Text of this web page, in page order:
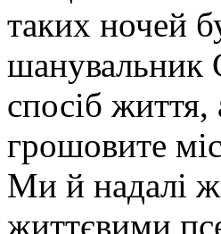
таких ночей
шанувальник
спосіб життя,
грошовите
Ми й надалі
життєвими